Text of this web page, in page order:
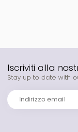
Iscriviti alla
Stay up to date with